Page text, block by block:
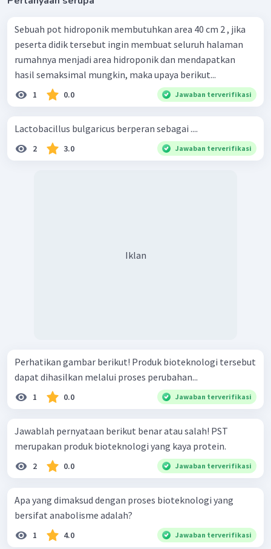
Sebuah pot hidroponik membutuhkan area 40 cm 2 , jika
peserta didik tersebut ingin membuat seluruh halaman
rumahnya menjadi area hidroponik dan mendapatkan
hasil semaksimal mungkin, maka upaya berikut...
1 0.0 Jawaban terverifikasi
Lactobacillus bulgaricus berperan sebagai ....
2 3.0 Jawaban terverifikasi
Iklan
Perhatikan gambar berikut! Produk bioteknologi tersebut
dapat dihasilkan melalui proses perubahan...
1 0.0 Jawaban terverifikasi
Jawablah pernyataan berikut benar atau salah! PST
merupakan produk bioteknologi yang kaya protein.
2 0.0 Jawaban terverifikasi
Apa yang dimaksud dengan proses bioteknologi yang
bersifat anabolisme adalah?
1 4.0 Jawaban terverifikasi